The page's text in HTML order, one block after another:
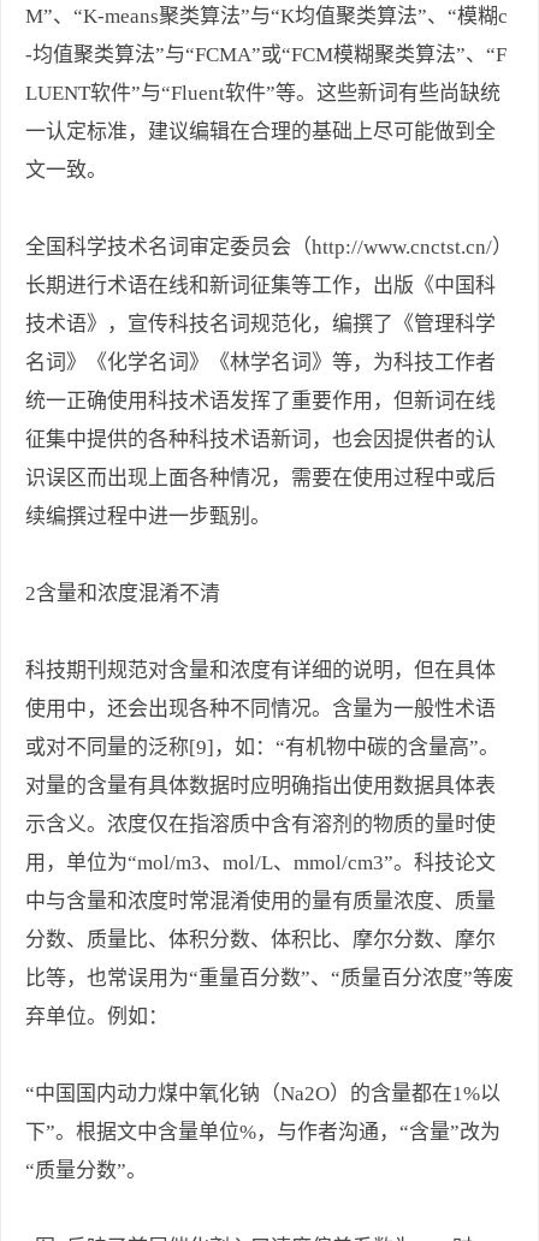
M”、“K-means聚类算法”与“K均值聚类算法”、“模糊c
-均值聚类算法”与“FCMA”或“FCM模糊聚类算法”、“F
LUENT软件”与“Fluent软件”等。这些新词有些尚缺统
一认定标准，建议编辑在合理的基础上尽可能做到全
文一致。
全国科学技术名词审定委员会（http://www.cnctst.cn/）
长期进行术语在线和新词征集等工作，出版《中国科
技术语》，宣传科技名词规范化，编撰了《管理科学
名词》《化学名词》《林学名词》等，为科技工作者
统一正确使用科技术语发挥了重要作用，但新词在线
征集中提供的各种科技术语新词，也会因提供者的认
识误区而出现上面各种情况，需要在使用过程中或后
续编撰过程中进一步甄别。
2含量和浓度混淆不清
科技期刊规范对含量和浓度有详细的说明，但在具体
使用中，还会出现各种不同情况。含量为一般性术语
或对不同量的泛称[9]，如：“有机物中碳的含量高”。
对量的含量有具体数据时应明确指出使用数据具体表
示含义。浓度仅在指溶质中含有溶剂的物质的量时使
用，单位为“mol/m3、mol/L、mmol/cm3”。科技论文
中与含量和浓度时常混淆使用的量有质量浓度、质量
分数、质量比、体积分数、体积比、摩尔分数、摩尔
比等，也常误用为“重量百分数”、“质量百分浓度”等废
弃单位。例如：
“中国国内动力煤中氧化钠（Na2O）的含量都在1%以
下”。根据文中含量单位%，与作者沟通，“含量”改为
“质量分数”。